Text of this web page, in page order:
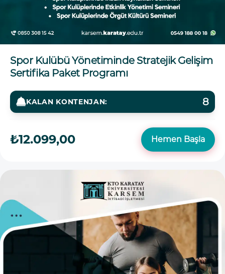
Spor Kulübü Yönetiminde Stratejik Gelişim
Sertifika Paket Programı
KALAN KONTENJAN: 8
₺12.099,00 Hemen Başla